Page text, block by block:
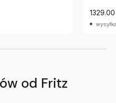
1329.00
od Fritz